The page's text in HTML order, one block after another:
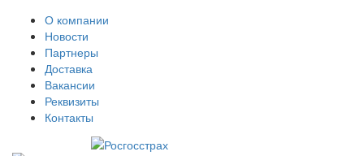
О компании
Новости
Партнеры
Доставка
Вакансии
Реквизиты
Контакты